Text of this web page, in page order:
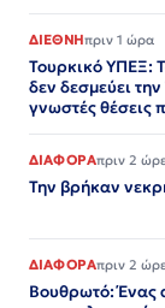
ΔΙΕΘΝΗπριν 1 ώρα
Τουρκικό ΥΠΕΞ:
δεν δεσμεύει
γνωστές θέσεις
ΔΙΑΦΟΡΑπριν 2
Την βρήκαν
ΔΙΑΦΟΡΑπριν 2
Βουθρωτό: Ένας